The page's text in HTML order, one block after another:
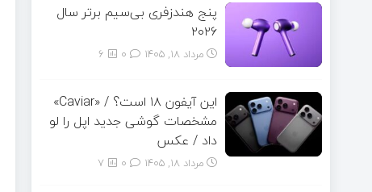
پنج هندزفری بی‌سیم برتر سال
۲۰۲۶
مرداد ۱۸, ۱۴۰۵ 6
این آیفون ۱۸ است؟ / «Caviar»
مشخصات گوشی جدید اپل را لو
داد / عکس
مرداد ۱۸, ۱۴۰۵ 7